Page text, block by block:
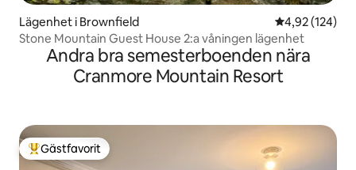
Lägenhet i Brownfield 4,92 av 5 i
4,92 (124)
Stone Mountain Guest House 2:a våningen lägenhet
Andra bra semesterboenden nära
Cranmore Mountain Resort
Populär gästfavorit
Gästfavorit